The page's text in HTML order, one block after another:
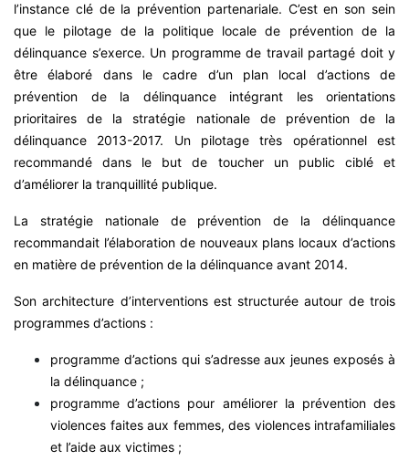
l’instance clé de la prévention partenariale. C’est en son sein
que le pilotage de la politique locale de prévention de la
délinquance s’exerce. Un programme de travail partagé doit y
être élaboré dans le cadre d’un plan local d’actions de
prévention de la délinquance intégrant les orientations
prioritaires de la stratégie nationale de prévention de la
délinquance 2013-2017. Un pilotage très opérationnel est
recommandé dans le but de toucher un public ciblé et
d’améliorer la tranquillité publique.
La stratégie nationale de prévention de la délinquance
recommandait l’élaboration de nouveaux plans locaux d’actions
en matière de prévention de la délinquance avant 2014.
Son architecture d’interventions est structurée autour de trois
programmes d’actions :
programme d’actions qui s’adresse aux jeunes exposés à
la délinquance ;
programme d’actions pour améliorer la prévention des
violences faites aux femmes, des violences intrafamiliales
et l’aide aux victimes ;